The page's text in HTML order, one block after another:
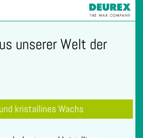
unserer Welt der
kristallines Wachs